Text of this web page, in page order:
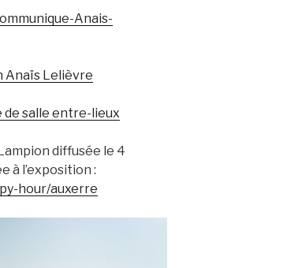
Anais-
Anaïs Lelièvre
de salle entre-lieux
diffusée le 4
à l’exposition :
hour/auxerre